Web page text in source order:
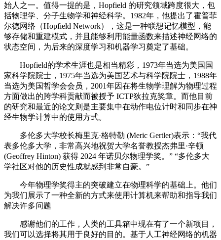
始人之一。值得一提的是，Hopfield 的研究领域跨度很大，包
括物理学、分子生物学和神经科学。1982年，他提出了霍普菲
尔德网络（Hopfield Network），这是一种联想记忆模型，能
够存储和重建模式，并且能够利用能量函数来描述神经网络的
状态空间，为后来的深度学习和机器学习奠定了基础。
Hopfield的学术生涯也是相当精彩，1973年当选为美国国
家科学院院士，1975年当选为美国艺术与科学院院士，1988年
当选为美国哲学会会员，2001年因在将生物学理解为物理过程
方面做出的跨学科贡献而被授予 ICTP狄拉克奖章。而他目前
的研究和最近的论文则是主要集中在动作电位计时和同步在神
经生物学计算中的使用方式。
多伦多大学校长梅里克·格特勒 (Meric Gertler)表示：“我代
表多伦多大学，非常高兴地祝贺大学名誉教授杰弗里·辛顿
(Geoffrey Hinton) 获得 2024 年诺贝尔物理学奖。” “多伦多大
学社区对他的历史性成就感到非常自豪。”
今年物理学奖得主的突破建立在物理科学的基础上。他们
为我们展示了一种全新的方式来使用计算机来帮助和指导我们
解决许多问题
感谢他们的工作，人类的工具箱中现在有了一个新项目，
我们可以选择将其用于良好的目的。基于人工神经网络的机器